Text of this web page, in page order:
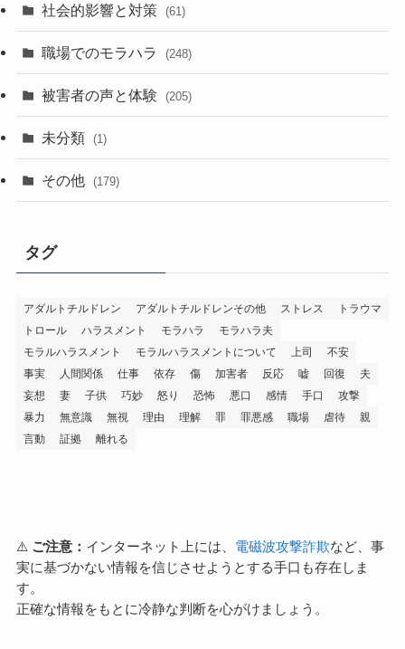
社会的影響と対策 (61)
職場でのモラハラ (248)
被害者の声と体験 (205)
未分類 (1)
その他 (179)
タグ
アダルトチルドレン アダルトチルドレンその他 ストレス
トラウマ
トロール
ハラスメント モラハラ
モラハラ夫
モラルハラスメント
モラルハラスメントについて 上司
不安
事実
人間関係 仕事 依存 傷 加害者 反応 嘘 回復
夫
妄想
妻 子供 巧妙 怒り 恐怖 悪口 感情 手口
攻撃
暴力
無意識 無視 理由 理解 罪 罪悪感 職場 虐待
親
言動
証拠 離れる
⚠️ ご注意： インターネット上には、 電磁波攻撃詐欺など、事
実に基づかない情報を信じさせようとする手口も存在しま
す。
正確な情報をもとに冷静な判断を心がけましょう。